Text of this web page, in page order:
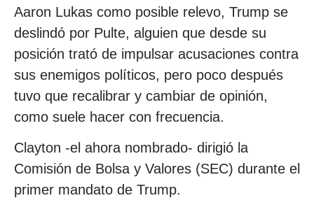
Aaron Lukas como posible relevo, Trump se
deslindó por Pulte, alguien que desde su
posición trató de impulsar acusaciones contra
sus enemigos políticos, pero poco después
tuvo que recalibrar y cambiar de opinión,
como suele hacer con frecuencia.
Clayton -el ahora nombrado- dirigió la
Comisión de Bolsa y Valores (SEC) durante el
primer mandato de Trump.